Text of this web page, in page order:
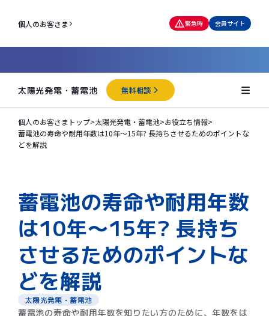
個人のお客さま 緊急時 会員サイト
太陽光発電・蓄電池 無料相談
個人のお客さまトップ>太陽光発電・蓄電池>お役立ち情報>
蓄電池の寿命や耐用年数は10年〜15年? 長持ちさせるためのポイントな
どを解説
蓄電池の寿命や耐用年数
は10年〜15年? 長持ち
させるためのポイントな
どを解説
太陽光発電・蓄電池
蓄電池の寿命や耐用年数を知りたい方のために、年数をは